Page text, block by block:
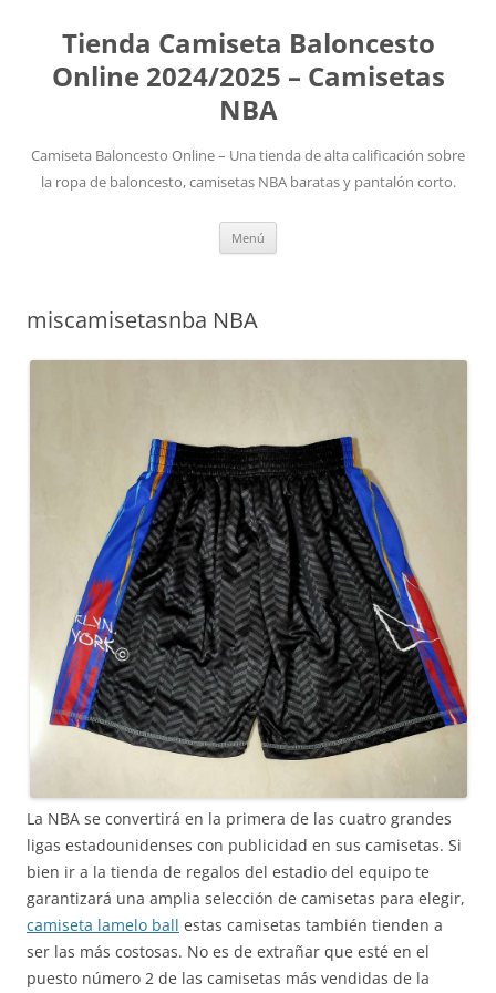
Tienda Camiseta Baloncesto
Online 2024/2025 – Camisetas
NBA
Camiseta Baloncesto Online – Una tienda de alta calificación sobre
la ropa de baloncesto, camisetas NBA baratas y pantalón corto.
Menú
miscamisetasnba NBA
La NBA se convertirá en la primera de las cuatro grandes
ligas estadounidenses con publicidad en sus camisetas. Si
bien ir a la tienda de regalos del estadio del equipo te
garantizará una amplia selección de camisetas para elegir,
camiseta lamelo ball estas camisetas también tienden a
ser las más costosas. No es de extrañar que esté en el
puesto número 2 de las camisetas más vendidas de la